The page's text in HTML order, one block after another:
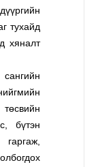
тухайд
хяналт
бүтэн